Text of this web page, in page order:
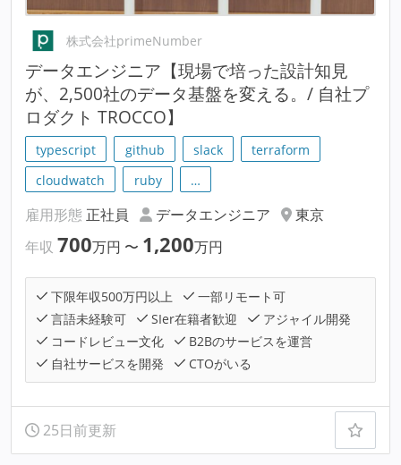
株式会社primeNumber
データエンジニア【現場で培った設計知見
が、2,500社のデータ基盤を変える。/ 自社プ
ロダクト TROCCO】
typescript github slack
terraform
cloudwatch
ruby …
雇用形態 正社員 データエンジニア
東京
年収 700万円 〜 1,200万円
下限年収500万円以上
一部リモート可
言語未経験可
SIer在籍者歓迎
アジャイル開発
コードレビュー文化
B2Bのサービスを運営
自社サービスを開発
CTOがいる
25日前更新